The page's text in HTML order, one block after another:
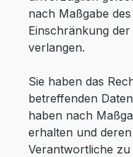
nach Maßgabe
Einschränkung
verlangen.
Sie haben das
betreffenden
haben nach
erhalten und
Verantwortliche